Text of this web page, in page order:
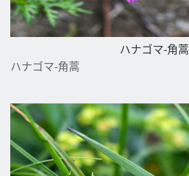
ハナゴマ-角蒿
ハナゴマ-角蒿